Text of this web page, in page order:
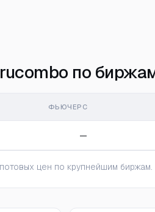
по
ФЬЮЧЕРС
—
цен по крупнейшим